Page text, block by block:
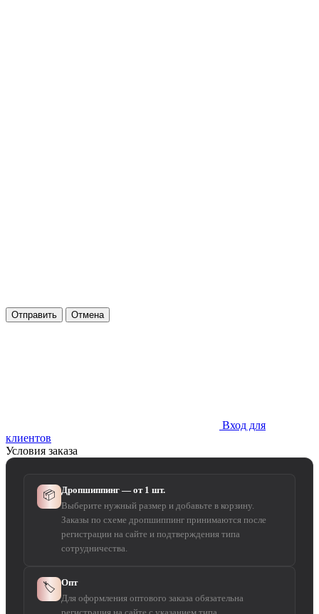
Отправить Отмена
Вход для
клиентов
Условия заказа
📦 Дропшиппинг — от 1 шт.
Выберите нужный размер и добавьте в корзину.
Заказы по схеме дропшиппинг принимаются после
регистрации на сайте и подтверждения типа
сотрудничества.
🏷️ Опт
Для оформления оптового заказа обязательна